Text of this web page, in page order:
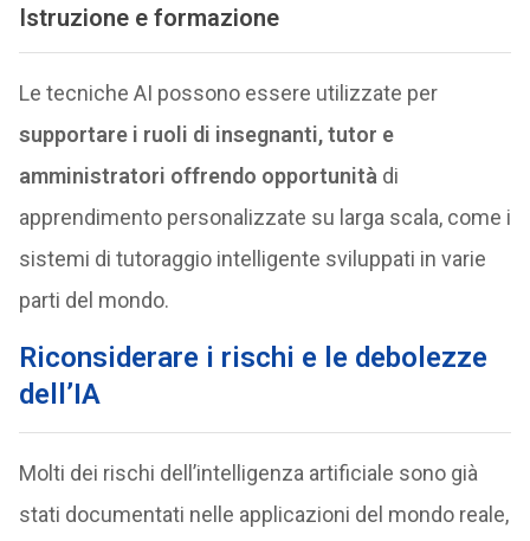
Istruzione e formazione
Le tecniche AI ​​possono essere utilizzate per
supportare i ruoli di insegnanti, tutor e
amministratori offrendo opportunità di
apprendimento personalizzate su larga scala, come i
sistemi di tutoraggio intelligente sviluppati in varie
parti del mondo.
Riconsiderare i rischi e le debolezze
dell’IA
Molti dei rischi dell’intelligenza artificiale sono già
stati documentati nelle applicazioni del mondo reale,